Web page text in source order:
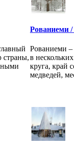
страны,
Рованиеми
Рованиеми –
в
круга, край
медведей,